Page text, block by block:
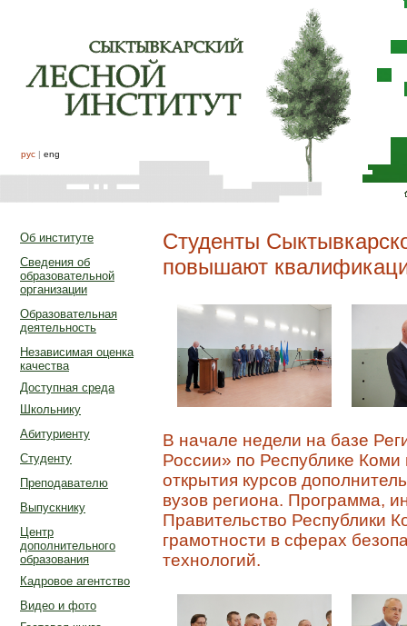
рус | eng
Об институте
Сведения об
образовательной
организации
Образовательная
деятельность
Независимая оценка
качества
Доступная среда
Школьнику
Абитуриенту
Студенту
Преподавателю
Выпускнику
Центр
дополнительного
образования
Кадровое агентство
Видео и фото
Студенты
повышают
В начале недели на базе
России» по Республике
открытия курсов
вузов региона. Программа,
Правительство Республики
грамотности в сферах
технологий.